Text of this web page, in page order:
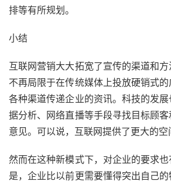
排等有所规划。
小结
互联网营销大大拓宽了宣传的渠道和
不再局限于在传统媒体上投放硬销式
各种渠道传递企业的资讯。科技的发
据分析、网络直播等手段寻找目标顾
意见。可以说，互联网提供了更大的空
然而在这种新模式下，对企业的要求
是，企业比以前更需要懂得突出自己